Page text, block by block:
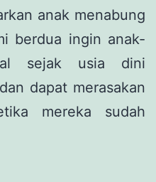
anak menabung
berdua ingin anak-
sejak usia dini
dapat merasakan
mereka sudah